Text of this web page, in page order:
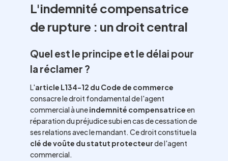
L'indemnité compensatrice
de rupture : un droit central
Quel est le principe et le délai pour
la réclamer ?
L'article L134-12 du Code de commerce
consacre le droit fondamental de l'agent
commercial à uneindemnité compensatriceen
réparation du préjudice subi en cas de cessation de
ses relations avec le mandant. Ce droit constitue la
clé de voûte du statut protecteurde l'agent
commercial.